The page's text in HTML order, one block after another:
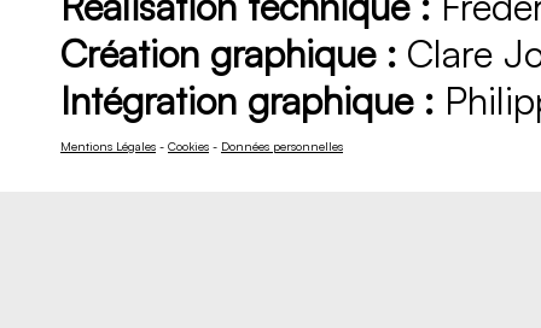
Création graphique : Clare
Intégration graphique :
Mentions Légales - Cookies - Données personnelles